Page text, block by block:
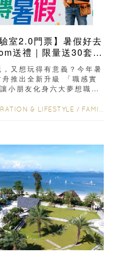
室2.0門票】暑假好去
送禮｜限量送30套親
總值HK$10,680） 體
假！
又想玩得有意義？今年暑
推出全新升級 「職感實
小朋友化身六大夢想職
& LIFESTYLE / FAMILY FUN